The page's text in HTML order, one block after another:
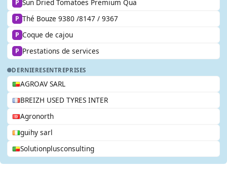
P Sun Dried Tomatoes Premium Qua
P Thé Bouze 9380 /8147 / 9367
P Coque de cajou
P Prestations de services
DERNIERESENTREPRISES
AGROAV SARL
BREIZH USED TYRES INTER
Agronorth
guihy sarl
Solutionplusconsulting